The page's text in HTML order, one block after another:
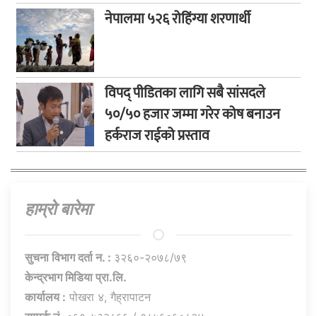
नेपालमा ५२६ रोहिंग्या शरणार्थी
विपद् पीडितका लागि सबै सांसदले
५०/५० हजार जम्मा गरेर कोष बनाउन
हर्कराज राईको प्रस्ताव
हाम्राे बारेमा
सुचना विभाग दर्ता न. : ३२६०-२०७८/७९
केन्द्रभाग मिडिया प्रा.लि.
कार्यालय : पोखरा ४, गैह्रापाटन